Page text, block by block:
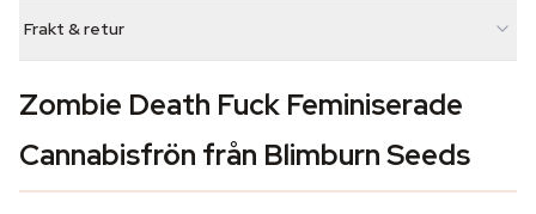
Frakt & retur
Zombie Death Fuck Feminiserade
Cannabisfrön från Blimburn Seeds